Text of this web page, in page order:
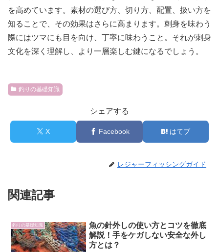
を高めています。素材の選び方、切り方、配置、扱い方を
知ることで、その効果はさらに高まります。刺身を味わう
際にはツマにも目を向け、丁寧に味わうこと。それが刺身
文化を深く理解し、より一層楽しむ鍵になるでしょう。
釣りの基礎知識
シェアする
X Facebook はてブ
レジャーフィッシングガイド
関連記事
釣りの基礎知識
魚の針外しの使い方とコツを徹底
解説！手をケガしない安全な外し
方とは？